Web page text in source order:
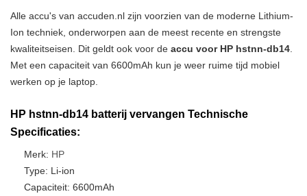
Alle accu's van accuden.nl zijn voorzien van de moderne Lithium-
Ion techniek, onderworpen aan de meest recente en strengste
kwaliteitseisen. Dit geldt ook voor de accu voor HP hstnn-db14
Met een capaciteit van 6600mAh kun je weer ruime tijd mobiel
werken op je laptop.
HP hstnn-db14 batterij vervangen Technische
Specificaties:
Merk: HP
Type: Li-ion
Capaciteit: 6600mAh